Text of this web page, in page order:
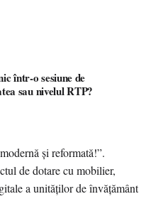
într-o sesiune de
sau nivelul RTP?